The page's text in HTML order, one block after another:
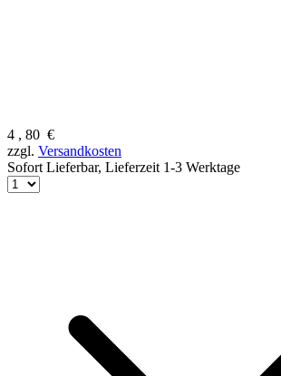
4 , 80 €
zzgl. Versandkosten
Sofort Lieferbar, Lieferzeit 1-3 Werktage